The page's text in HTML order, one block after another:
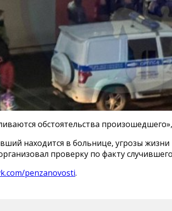
обстоятельства
находится в больнице, угрозы жизни
проверку по факту
penzanovosti.